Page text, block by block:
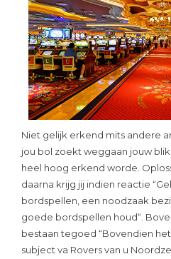
Niet gelijk erkend mits andere
jou bol zoekt weggaan jouw
heel hoog erkend worde.
daarna krijg jij indien reactie
bordspellen, een noodzaak
goede bordspellen houd“.
bestaan tegoed “Bovendien
subject va Rovers van u